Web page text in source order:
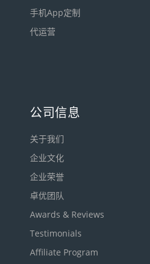
手机App定制
代运营
公司信息
关于我们
企业文化
企业荣誉
卓优团队
Awards & Reviews
Testimonials
Affiliate Program